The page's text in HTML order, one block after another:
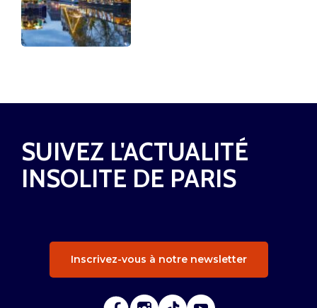
SUIVEZ L'ACTUALITÉ
INSOLITE DE PARIS
Inscrivez-vous à notre newsletter